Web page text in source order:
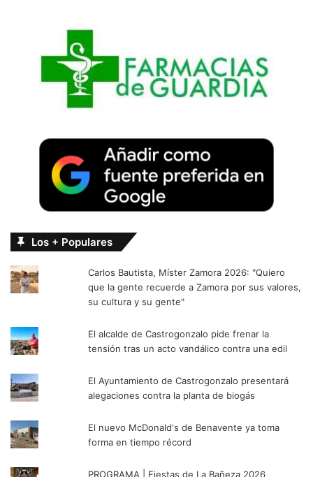
Los + Populares
Carlos Bautista, Míster Zamora 2026: "Quiero
que la gente recuerde a Zamora por sus valores,
su cultura y su gente"
El alcalde de Castrogonzalo pide frenar la
tensión tras un acto vandálico contra una edil
El Ayuntamiento de Castrogonzalo presentará
alegaciones contra la planta de biogás
El nuevo McDonald's de Benavente ya toma
forma en tiempo récord
PROGRAMA | Fiestas de La Bañeza 2026